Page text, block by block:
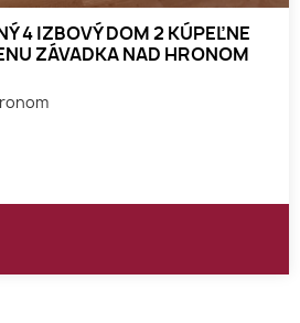
4 IZBOVÝ DOM 2 KÚPEĽNE
ZÁVADKA NAD HRONOM